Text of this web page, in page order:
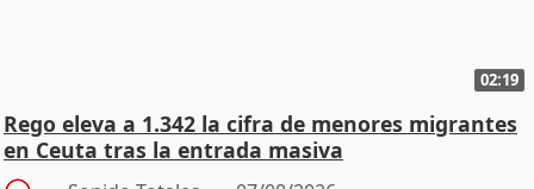
02:19
Rego eleva a 1.342 la cifra de menores migrantes
en Ceuta tras la entrada masiva